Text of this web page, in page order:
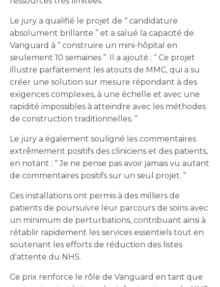
Le jury a qualifié le projet de “ candidature
absolument brillante ” et a salué la capacité de
Vanguard à “ construire un mini-hôpital en
seulement 10 semaines ”. Il a ajouté : “ Ce projet
illustre parfaitement les atouts de MMC, qui a su
créer une solution sur mesure répondant à des
exigences complexes, à une échelle et avec une
rapidité impossibles à atteindre avec les méthodes
de construction traditionnelles. ”
Le jury a également souligné les commentaires
extrêmement positifs des cliniciens et des patients,
en notant : “ Je ne pense pas avoir jamais vu autant
de commentaires positifs sur un seul projet. ”
Ces installations ont permis à des milliers de
patients de poursuivre leur parcours de soins avec
un minimum de perturbations, contribuant ainsi à
rétablir rapidement les services essentiels tout en
soutenant les efforts de réduction des listes
d'attente du NHS.
Ce prix renforce le rôle de Vanguard en tant que